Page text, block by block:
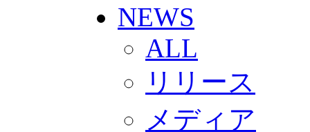
2026/27
練習見学時のファンサービスに
奈良クラブ明治安田J3リーグ
奈良クラブ明治安田Ｊ3リーグ
観戦ルール＆マナー
FANCOMMUNITY
サポートショップ
NEWS
ALL
リリース
メディア